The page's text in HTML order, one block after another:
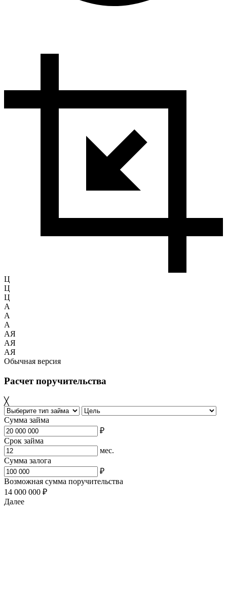
Ц
Ц
Ц
A
A
A
АЯ
АЯ
АЯ
Обычная версия
Расчет поручительства
╳
Сумма займа
₽
Срок займа
мес.
Сумма залога
₽
Возможная сумма поручительства
14 000 000 ₽
Далее